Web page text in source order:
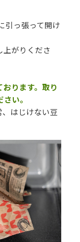
引っ張って開け
上がりくださ
ります。取り
い。
はじけない豆